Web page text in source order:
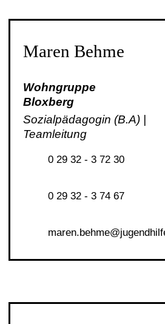
Maren Behme
Wohngruppe
Bloxberg
Sozialpädagogin (B.A) |
Teamleitung
0 29 32 - 3 72 30
0 29 32 - 3 74 67
m r n b hm j g ndh lf